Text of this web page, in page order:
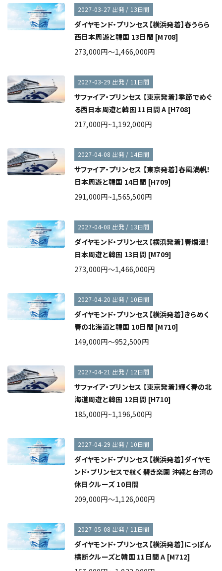
2027-03-27 出発 / 13日間
ダイヤモンド・プリンセス【横浜発着】春うらら
西日本周遊と韓国 13日間 [M708]
273,000円～1,466,000円
2027-03-29 出発 / 11日間
サファイア・プリンセス 【東京発着】季節でめぐ
る西日本周遊と韓国 11日間 A [H708]
217,000円~1,192,000円
2027-04-08 出発 / 14日間
サファイア・プリンセス 【東京発着】春風満帆！
日本周遊と韓国 14日間 [H709]
291,000円~1,565,500円
2027-04-08 出発 / 13日間
ダイヤモンド・プリンセス【横浜発着】春爛漫！
日本周遊と韓国 13日間 [M709]
273,000円～1,466,000円
2027-04-20 出発 / 10日間
ダイヤモンド・プリンセス【横浜発着】きらめく
春の北海道と韓国 10日間 [M710]
149,000円～952,500円
2027-04-21 出発 / 12日間
サファイア・プリンセス 【東京発着】輝く春の北
海道周遊と韓国 12日間 [H710]
185,000円~1,196,500円
2027-04-29 出発 / 10日間
ダイヤモンド・プリンセス【横浜発着】ダイヤモ
ンド・プリンセスで航く 碧き楽園 沖縄と台湾の
休日クルーズ 10日間
209,000円～1,126,000円
2027-05-08 出発 / 11日間
ダイヤモンド・プリンセス【横浜発着】にっぽん
横断クルーズと韓国 11日間 A [M712]